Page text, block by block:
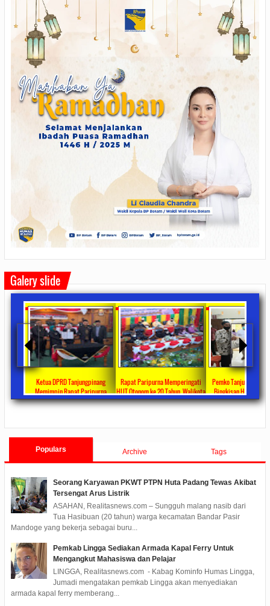
Galery slide
Ketua DPRD Tanjungpinang
Memimpin Rapat Paripurna
Pengesahan Ranperda Perubahan
Rapat Paripurna Memperingati
HUT Otonom ke 20 Tahun, Walikota
Rahma Paparkan Capaian
Pemko Tanjung
Bingkisan Hari Raya
Untuk Masyarakat
Populars Archive Tags
Seorang Karyawan PKWT PTPN Huta Padang Tewas Akibat
Tersengat Arus Listrik
ASAHAN, Realitasnews.com – Sungguh malang nasib dari
Tua Hasibuan (20 tahun) warga kecamatan Bandar Pasir
Mandoge yang bekerja sebagai buru...
Pemkab Lingga Sediakan Armada Kapal Ferry Untuk
Mengangkut Mahasiswa dan Pelajar
LINGGA, Realitasnews.com - Kabag Kominfo Humas Lingga,
Jumadi mengatakan pemkab Lingga akan menyediakan
armada kapal ferry memberang...